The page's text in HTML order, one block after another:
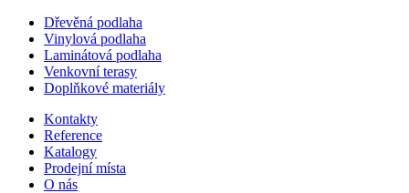
Dřevěná podlaha
Vinylová podlaha
Laminátová podlaha
Venkovní terasy
Doplňkové materiály
Kontakty
Reference
Katalogy
Prodejní místa
O nás